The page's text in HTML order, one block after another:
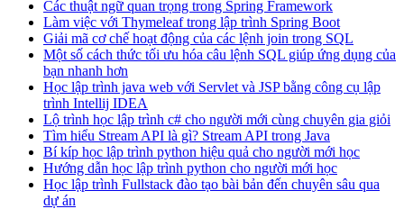
Các thuật ngữ quan trọng trong Spring Framework
Làm việc với Thymeleaf trong lập trình Spring Boot
Giải mã cơ chế hoạt động của các lệnh join trong SQL
Một số cách thức tối ưu hóa câu lệnh SQL giúp ứng dụng của
bạn nhanh hơn
Học lập trình java web với Servlet và JSP bằng công cụ lập
trình Intellij IDEA
Lộ trình học lập trình c# cho người mới cùng chuyên gia giỏi
Tìm hiểu Stream API là gì? Stream API trong Java
Bí kíp học lập trình python hiệu quả cho người mới học
Hướng dẫn học lập trình python cho người mới học
Học lập trình Fullstack đào tạo bài bản đến chuyên sâu qua
dự án